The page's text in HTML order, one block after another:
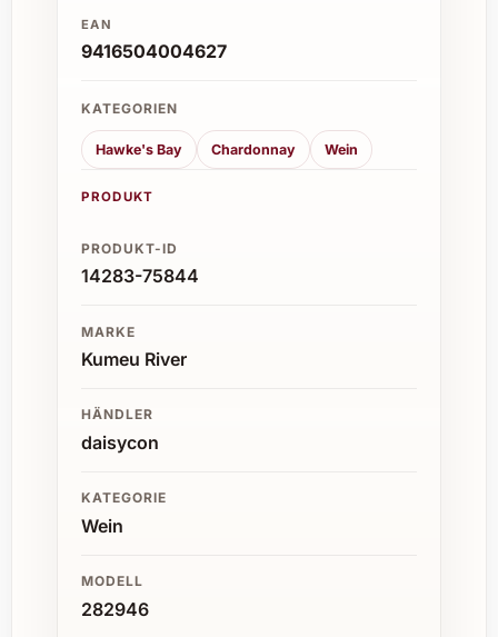
EAN
9416504004627
KATEGORIEN
Hawke's Bay Chardonnay Wein
PRODUKT
PRODUKT-ID
14283-75844
MARKE
Kumeu River
HÄNDLER
daisycon
KATEGORIE
Wein
MODELL
282946